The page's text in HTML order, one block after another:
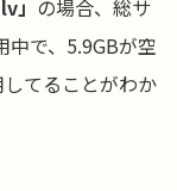
の場合、総サ
中で、5.9GBが空
てることがわか